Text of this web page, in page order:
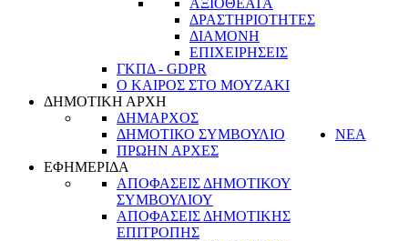
ΑΞΙΟΘΕΑΤΑ
ΔΡΑΣΤΗΡΙΟΤΗΤΕΣ
ΔΙΑΜΟΝΗ
ΕΠΙΧΕΙΡΗΣΕΙΣ
ΓΚΠΔ - GDPR
Ο ΚΑΙΡΟΣ ΣΤΟ ΜΟΥΖΑΚΙ
ΔΗΜΟΤΙΚΗ ΑΡΧΗ
ΔΗΜΑΡΧΟΣ
ΔΗΜΟΤΙΚΟ ΣΥΜΒΟΥΛΙΟ
ΠΡΩΗΝ ΑΡΧΕΣ
ΝΕΑ
ΕΦΗΜΕΡΙΔΑ
ΑΠΟΦΑΣΕΙΣ ΔΗΜΟΤΙΚΟΥ
ΣΥΜΒΟΥΛΙΟΥ
ΑΠΟΦΑΣΕΙΣ ΔΗΜΟΤΙΚΗΣ
ΕΠΙΤΡΟΠΗΣ